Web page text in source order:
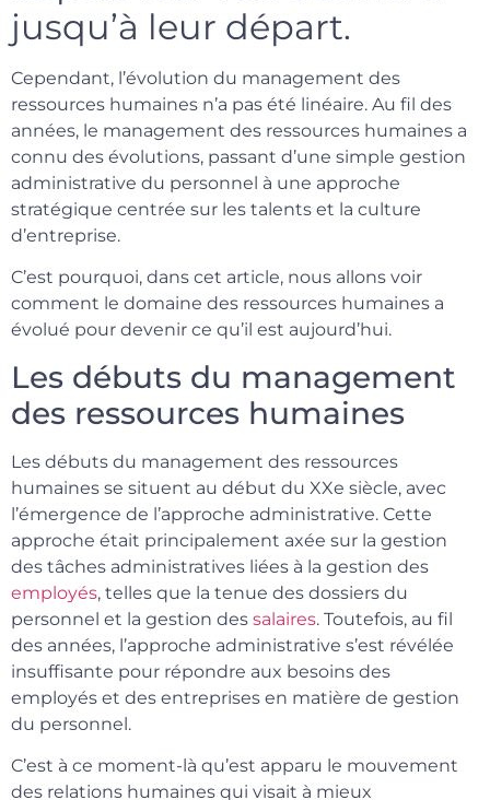
jusqu’à leur départ.
Cependant, l’évolution du management des
ressources humaines n’a pas été linéaire. Au fil des
années, le management des ressources humaines a
connu des évolutions, passant d’une simple gestion
administrative du personnel à une approche
stratégique centrée sur les talents et la culture
d’entreprise.
C’est pourquoi, dans cet article, nous allons voir
comment le domaine des ressources humaines a
évolué pour devenir ce qu’il est aujourd’hui.
Les débuts du management
des ressources humaines
Les débuts du management des ressources
humaines se situent au début du XXe siècle, avec
l’émergence de l’approche administrative. Cette
approche était principalement axée sur la gestion
des tâches administratives liées à la gestion des
employés, telles que la tenue des dossiers du
personnel et la gestion des salaires. Toutefois, au fil
des années, l’approche administrative s’est révélée
insuffisante pour répondre aux besoins des
employés et des entreprises en matière de gestion
du personnel.
C’est à ce moment-là qu’est apparu le mouvement
des relations humaines qui visait à mieux